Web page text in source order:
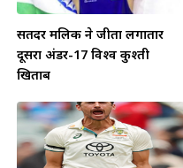
सतिंदर मलिक ने जीता लगातार
दूसरा अंडर-17 विश्व कुश्ती
खिताब